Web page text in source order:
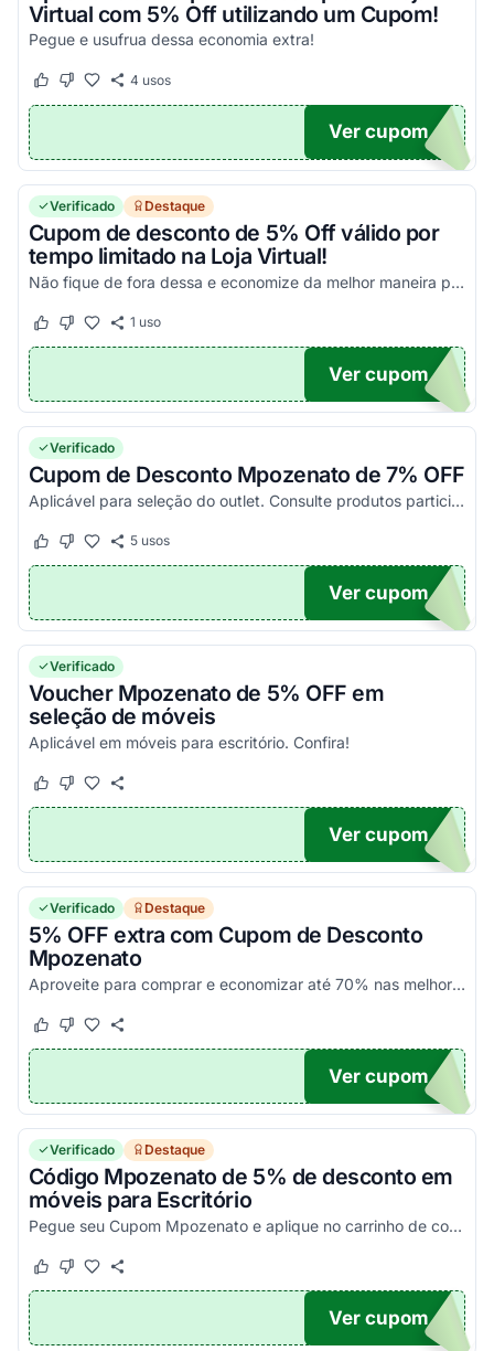
Virtual com 5% Off utilizando um Cupom!
Pegue e usufrua dessa economia extra!
Este cupom funcionou
Este cupom não funcionou
4 usos
MPRA
Ver cupom
Verificado Destaque
Cupom de desconto de 5% Off válido por
tempo limitado na Loja Virtual!
Não fique de fora dessa e economize da melhor maneira possível!
Este cupom funcionou
Este cupom não funcionou
1 uso
EI
Ver cupom
Verificado
Cupom de Desconto Mpozenato de 7% OFF
Aplicável para seleção do outlet. Consulte produtos participantes no site e economize muito mais.
Este cupom funcionou
Este cupom não funcionou
5usos
T7
Ver cupom
Verificado
Voucher Mpozenato de 5% OFF em
seleção de móveis
Aplicável em móveis para escritório. Confira!
Este cupom funcionou
Este cupom não funcionou
OME
Ver cupom
Verificado Destaque
5% OFF extra com Cupom de Desconto
Mpozenato
Aproveite para comprar e economizar até 70% nas melhores ofertas Mpozenato, e ainda ganhe mais 5% com código promocional. Consulte condições no site. Válido por tempo limitado.
Este cupom funcionou
Este cupom não funcionou
WNOW
Ver cupom
Verificado Destaque
Código Mpozenato de 5% de desconto em
móveis para Escritório
Pegue seu Cupom Mpozenato e aplique no carrinho de compras para visualizar o novo preço. Voucher não cumulativo. Confira agora!
Este cupom funcionou
Este cupom não funcionou
OME
Ver cupom